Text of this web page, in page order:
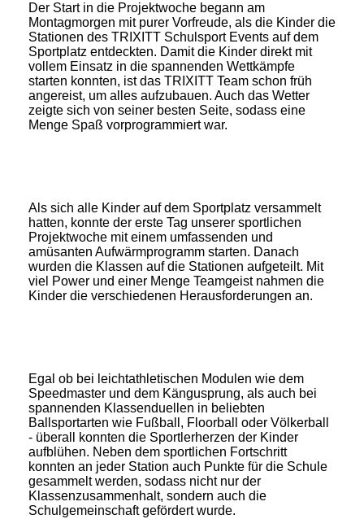
Der Start in die Projektwoche begann am
Montagmorgen mit purer Vorfreude, als die Kinder die
Stationen des TRIXITT Schulsport Events auf dem
Sportplatz entdeckten. Damit die Kinder direkt mit
vollem Einsatz in die spannenden Wettkämpfe
starten konnten, ist das TRIXITT Team schon früh
angereist, um alles aufzubauen. Auch das Wetter
zeigte sich von seiner besten Seite, sodass eine
Menge Spaß vorprogrammiert war.
Als sich alle Kinder auf dem Sportplatz versammelt
hatten, konnte der erste Tag unserer sportlichen
Projektwoche mit einem umfassenden und
amüsanten Aufwärmprogramm starten. Danach
wurden die Klassen auf die Stationen aufgeteilt. Mit
viel Power und einer Menge Teamgeist nahmen die
Kinder die verschiedenen Herausforderungen an.
Egal ob bei leichtathletischen Modulen wie dem
Speedmaster und dem Kängusprung, als auch bei
spannenden Klassenduellen in beliebten
Ballsportarten wie Fußball, Floorball oder Völkerball
- überall konnten die Sportlerherzen der Kinder
aufblühen. Neben dem sportlichen Fortschritt
konnten an jeder Station auch Punkte für die Schule
gesammelt werden, sodass nicht nur der
Klassenzusammenhalt, sondern auch die
Schulgemeinschaft gefördert wurde.